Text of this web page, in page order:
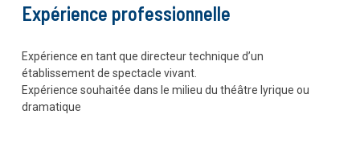
Expérience professionnelle
Expérience en tant que directeur technique d’un
établissement de spectacle vivant.
Expérience souhaitée dans le milieu du théâtre lyrique ou
dramatique